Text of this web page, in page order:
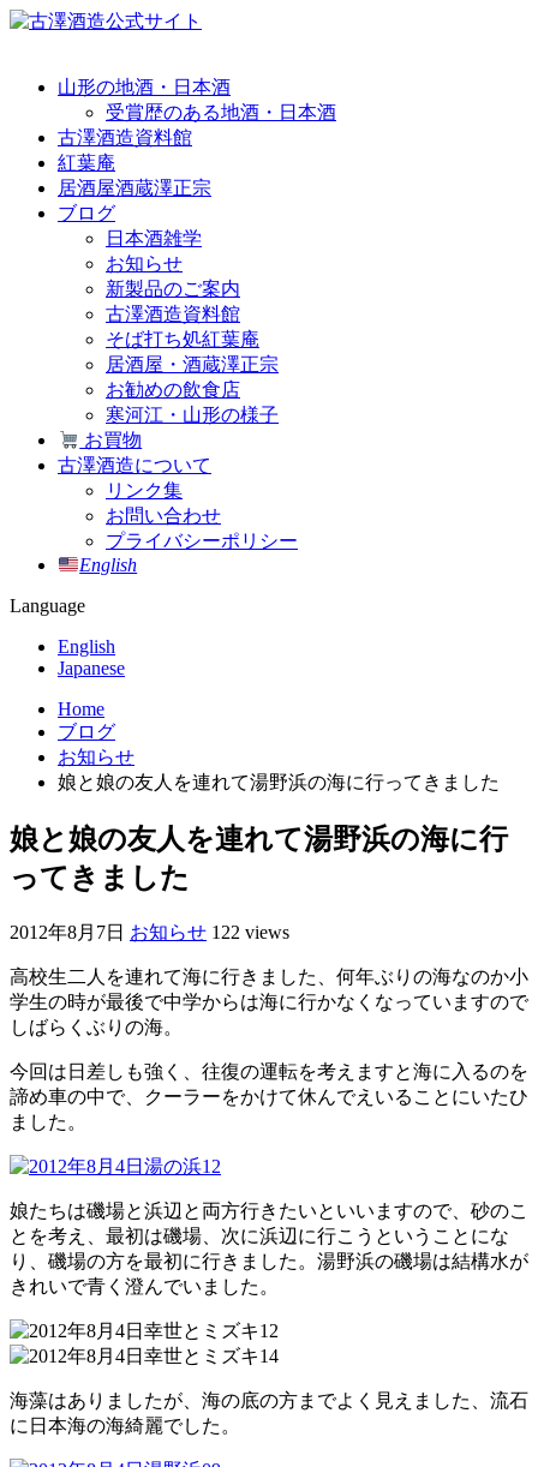
山形の地酒・日本酒
受賞歴のある地酒・日本酒
古澤酒造資料館
紅葉庵
居酒屋酒蔵澤正宗
ブログ
日本酒雑学
お知らせ
新製品のご案内
古澤酒造資料館
そば打ち処紅葉庵
居酒屋・酒蔵澤正宗
お勧めの飲食店
寒河江・山形の様子
お買物
古澤酒造について
リンク集
お問い合わせ
プライバシーポリシー
English
Language
English
Japanese
Home
ブログ
お知らせ
娘と娘の友人を連れて湯野浜の海に行ってきました
娘と娘の友人を連れて湯野浜の海に行
ってきました
2012年8月7日 お知らせ 122 views
高校生二人を連れて海に行きました、何年ぶりの海なのか小
学生の時が最後で中学からは海に行かなくなっていますので
しばらくぶりの海。
今回は日差しも強く、往復の運転を考えますと海に入るのを
諦め車の中で、クーラーをかけて休んでえいることにいたひ
ました。
娘たちは磯場と浜辺と両方行きたいといいますので、砂のこ
とを考え、最初は磯場、次に浜辺に行こうということにな
り、磯場の方を最初に行きました。湯野浜の磯場は結構水が
きれいで青く澄んでいました。
海藻はありましたが、海の底の方までよく見えました、流石
に日本海の海綺麗でした。